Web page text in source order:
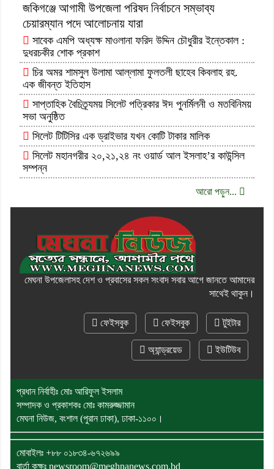
জকিগঞ্জে আগামী উপজেলা পরিষদ নির্বাচনে সম্ভাব্য
চেয়ারম্যান পদে আলোচনায় যারা
সাবেক এমপি অধ্যক্ষ মাওলানা ফরিদ উদ্দিন চৌধুরীর ইন্তেকাল :
দুধরচকীর শোক প্রকাশ
চির অমর শামসুল উলামা আল্লামা ফুলতলী ছাহেব কিবলাহ রহ.
এক জীবন্ত ইতিহাস
সাপ্তাহিক বৈচিত্র্যময় সিলেট পত্রিকার ঈদ পুনর্মিলনী ও মতবিনিময়
সভা অনুষ্ঠিত
সিলেট টিটিসির এক ড্রাইভার যখন কোটি টাকার মালিক
সিলেট মহানগরীর ২০,২১,২৪ নং ওয়ার্ড আল ইসলাহ’র কাউন্সিল
সম্পন্ন
আরো পড়ুন...
মেঘনা উপজেলাসহ দেশ ও প্রবাসের সকল সংবাদ সবার আগে জানতে আমাদের
সাথেই থাকুন।
ফেইসবুক ফেইসবুক টুইটার
অ্যান্ড্রয়েড ইউটিউব
প্রধান নির্বাহীঃ মোঃ আরিফুল ইসলাম
সম্পাদক ও প্রকাশকঃ মোঃ কামরুজ্জামান
মেঘনা নিউজ, বংশাল (পুরান ঢাকা), ঢাকা-১১০০।
মোবাইলঃ +৮৮ ০১৮৩৪-৬৭২৬৯৯
বার্তা কক্ষঃ newsroom@meghnanews.com.bd